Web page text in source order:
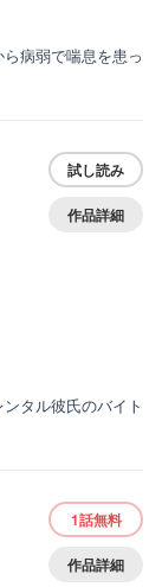
病弱で喘息を患っ
試し読み
作品詳細
タル彼氏のバイト
1話無料
作品詳細